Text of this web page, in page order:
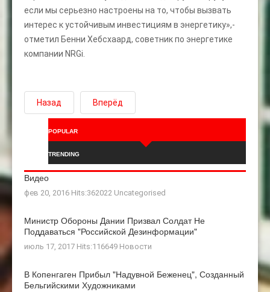
если мы серьезно настроены на то, чтобы вызвать
интерес к устойчивым инвестициям в энергетику»,-
отметил Бенни Хебсхаард, советник по энергетике
компании NRGi.
Назад Вперёд
POPULAR
TRENDING
Видео
фев 20, 2016 Hits:362022 Uncategorised
Министр Обороны Дании Призвал Солдат Не
Поддаваться "российской Дезинформации"
июль 17, 2017 Hits:116649 Новости
В Копенгаген Прибыл "Надувной Беженец", Созданный
Бельгийскими Художниками